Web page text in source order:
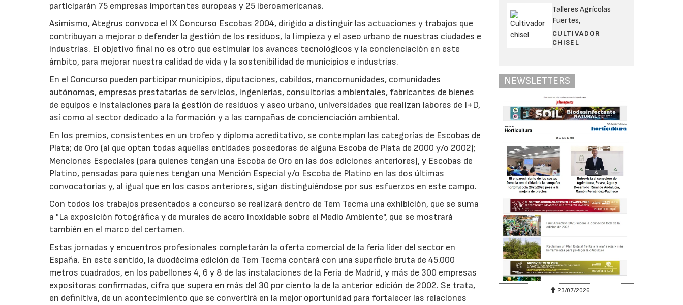
participarán 75 empresas importantes europeas y 25 iberoamericanas.
Asimismo, Ategrus convoca el IX Concurso Escobas 2004, dirigido a distinguir las actuaciones y trabajos que
contribuyan a mejorar o defender la gestión de los residuos, la limpieza y el aseo urbano de nuestras ciudades e
industrias. El objetivo final no es otro que estimular los avances tecnológicos y la concienciación en este
ámbito, para mejorar nuestra calidad de vida y la sostenibilidad de municipios e industrias.
En el Concurso pueden participar municipios, diputaciones, cabildos, mancomunidades, comunidades
autónomas, empresas prestatarias de servicios, ingenierías, consultorías ambientales, fabricantes de bienes
de equipos e instalaciones para la gestión de residuos y aseo urbano, universidades que realizan labores de I+D,
así como al sector dedicado a la formación y a las campañas de concienciación ambiental.
En los premios, consistentes en un trofeo y diploma acreditativo, se contemplan las categorías de Escobas de
Plata; de Oro (al que optan todas aquellas entidades poseedoras de alguna Escoba de Plata de 2000 y/o 2002);
Menciones Especiales (para quienes tengan una Escoba de Oro en las dos ediciones anteriores), y Escobas de
Platino, pensadas para quienes tengan una Mención Especial y/o Escoba de Platino en las dos últimas
convocatorias y, al igual que en los casos anteriores, sigan distinguiéndose por sus esfuerzos en este campo.
Con todos los trabajos presentados a concurso se realizará dentro de Tem Tecma una exhibición, que se suma
a "La exposición fotográfica y de murales de acero inoxidable sobre el Medio Ambiente", que se mostrará
también en el marco del certamen.
Estas jornadas y encuentros profesionales completarán la oferta comercial de la feria líder del sector en
España. En este sentido, la duodécima edición de Tem Tecma contará con una superficie bruta de 45.000
metros cuadrados, en los pabellones 4, 6 y 8 de las instalaciones de la Feria de Madrid, y más de 300 empresas
expositoras confirmadas, cifra que supera en más del 30 por ciento la de la anterior edición de 2002. Se trata,
en definitiva, de un acontecimiento que se convertirá en la mejor oportunidad para fortalecer las relaciones
Talleres Agrícolas
Fuertes,
CULTIVADOR
CHISEL
NEWSLETTERS
23/07/2026 30/07/2026 23/07/2026